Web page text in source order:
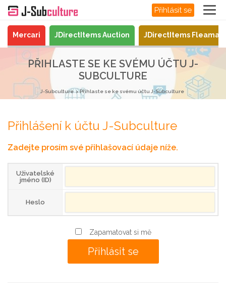
Přihlásit se
Mercari JDirectItems Auction JDirectItems
PŘIHLASTE SE KE SVÉMU ÚČTU J-
SUBCULTURE
J-Subculture Přihlaste se ke svému účtu J-Subculture
Přihlášení k účtu J-Subculture
Zadejte prosím své přihlašovací údaje níže.
Uživatelské
jméno (ID)
Heslo
Zapamatovat si mě